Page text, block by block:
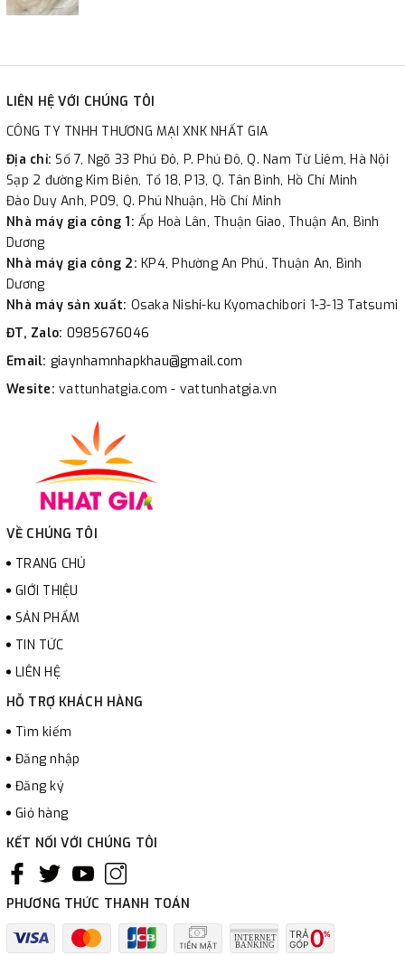
LIÊN HỆ VỚI CHÚNG TÔI
CÔNG TY TNHH THƯƠNG MẠI XNK NHẤT GIA
Địa chỉ:Số 7, Ngõ 33 Phú Đô, P. Phú Đô, Q. Nam Từ Liêm, Hà Nội
Sạp 2 đường Kim Biên, Tổ 18, P13, Q. Tân Bình, Hồ Chí Minh
Đào Duy Anh, P09, Q. Phú Nhuận, Hồ Chí Minh
Nhà máy gia công 1: Ấp Hoà Lân, Thuận Giao, Thuận An, Bình
Dương
Nhà máy gia công 2: KP4, Phường An Phú, Thuận An, Bình
Dương
Nhà máy sản xuất: Osaka Nishi-ku Kyomachibori 1-3-13 Tatsumi
ĐT, Zalo: 0985676046
Email: giaynhamnhapkhau@gmail.com
Wesite: vattunhatgia.com - vattunhatgia.vn
VỀ CHÚNG TÔI
TRANG CHỦ
GIỚI THIỆU
SẢN PHẨM
TIN TỨC
LIÊN HỆ
HỖ TRỢ KHÁCH HÀNG
Tìm kiếm
Đăng nhập
Đăng ký
Giỏ hàng
KẾT NỐI VỚI CHÚNG TÔI
PHƯƠNG THỨC THANH TOÁN